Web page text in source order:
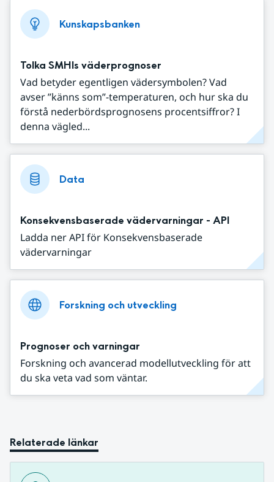
Kunskapsbanken
Tolka SMHIs väderprognoser
Vad betyder egentligen vädersymbolen? Vad
avser ”känns som”-temperaturen, och hur ska du
förstå nederbördsprognosens procentsiffror? I
denna vägled...
Data
Konsekvensbaserade vädervarningar - API
Ladda ner API för Konsekvensbaserade
vädervarningar
Forskning och utveckling
Prognoser och varningar
Forskning och avancerad modellutveckling för att
du ska veta vad som väntar.
Relaterade länkar